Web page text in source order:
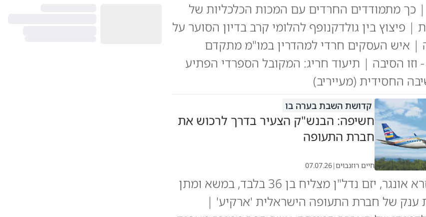
כך מתמודדים החרדים עם המכות הכלכליות של
| פיצוץ בין גולדקנופף להלומי קרב בדיון הסוער על
| איש העסקים חרדי למהדרין במו"מ מתקדם
וזו הסיבה | תיעוד חריג: המקובל הספרדי הפתיע
החסידית (מעייריב)
קדושת השבת בערה בו
חשיפה: הבנש"ק הצעיר בדרך לרכוש את
חברת התעופה
חיים רוזנבוים|
07.07.26
הבנש"ק הרב עזרא אונגר, יזם נדל"ן מצליח בן 36 בלבד, במשא ומתן
ענק של חברת התעופה הישראלית 'ארקיע' |